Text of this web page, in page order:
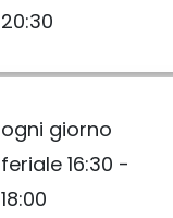
20:30
ogni giorno
feriale 16:30 -
18:00